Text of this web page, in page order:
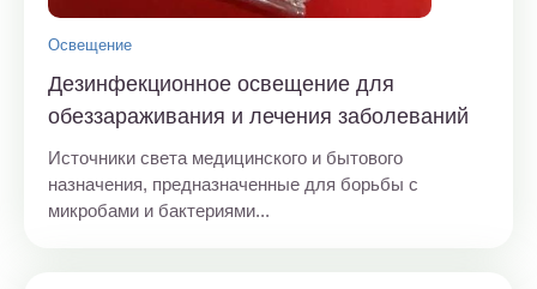
Освещение
Дезинфекционное освещение для
обеззараживания и лечения заболеваний
Источники света медицинского и бытового
назначения, предназначенные для борьбы с
микробами и бактериями...